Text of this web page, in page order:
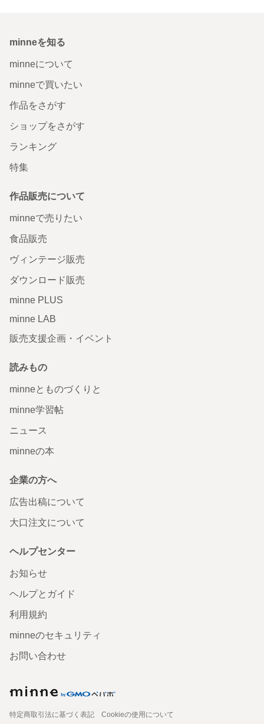
minneを知る
minneについて
minneで買いたい
作品をさがす
ショップをさがす
ランキング
特集
作品販売について
minneで売りたい
食品販売
ヴィンテージ販売
ダウンロード販売
minne PLUS
minne LAB
販売支援企画・イベント
読みもの
minneとものづくりと
minne学習帖
ニュース
minneの本
企業の方へ
広告出稿について
大口注文について
ヘルプセンター
お知らせ
ヘルプとガイド
利用規約
minneのセキュリティ
お問い合わせ
特定商取引法に基づく表記
Cookieの使用について